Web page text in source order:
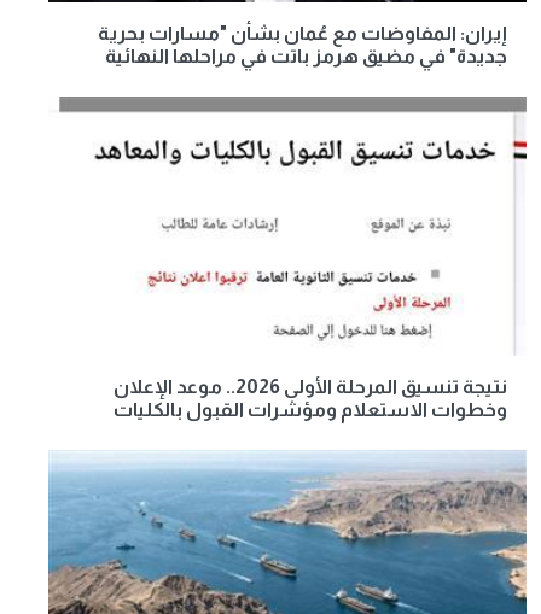
إيران: المفاوضات مع عُمان بشأن "مسارات بحرية
جديدة" في مضيق هرمز باتت في مراحلها النهائية
نتيجة تنسيق المرحلة الأولى 2026.. موعد الإعلان
وخطوات الاستعلام ومؤشرات القبول بالكليات